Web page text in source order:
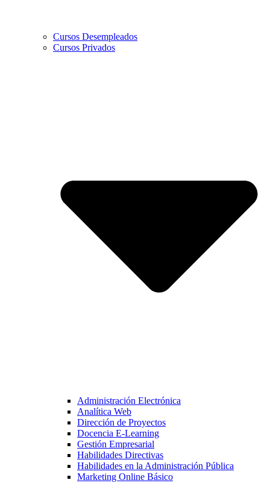
Cursos Desempleados
Cursos Privados
Administración Electrónica
Analítica Web
Dirección de Proyectos
Docencia E-Learning
Gestión Empresarial
Habilidades Directivas
Habilidades en la Administración Pública
Marketing Online Básico